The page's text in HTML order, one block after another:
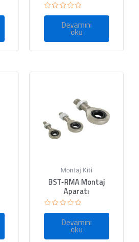
5
Devamını
oku
Montaj Kiti
BST-RMA Montaj
Aparatı
5
üzerinden
aldı
Devamını
oku